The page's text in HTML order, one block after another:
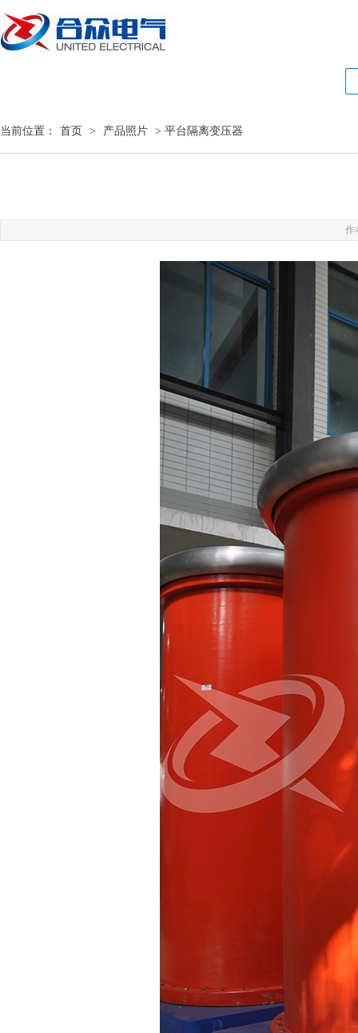
当前位置： 首页 > 产品照片 > 平台隔离变压器
作